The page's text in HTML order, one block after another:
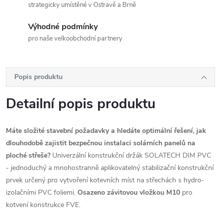
strategicky umístěné v Ostravě a Brně
Výhodné podmínky
pro naše velkoobchodní partnery
Popis produktu
Detailní popis produktu
Máte složité stavební požadavky a hledáte optimální řešení, jak
dlouhodobě zajistit bezpečnou instalaci solárních panelů na
ploché střeše?Univerzální konstrukční držák SOLATECH DIM PVC
- jednoduchý a mnohostranně aplikovatelný stabilizační konstrukční
prvek určený pro vytvoření kotevních míst na střechách s hydro-
izolačními PVC foliemi. Osazeno závitovou vložkou M10 pro
kotvení konstrukce FVE.